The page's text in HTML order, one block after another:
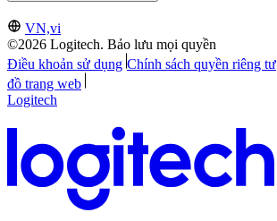
VN,vi
©2026 Logitech. Bảo lưu mọi quyền
Điều khoản sử dụng Chính sách quyền riêng tư
đồ trang web
Logitech